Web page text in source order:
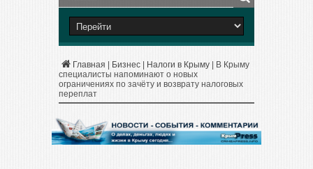
Главная Бизнес Налоги в Крыму
В Крыму
специалисты напоминают о новых
ограничениях по зачёту и возврату налоговых
переплат